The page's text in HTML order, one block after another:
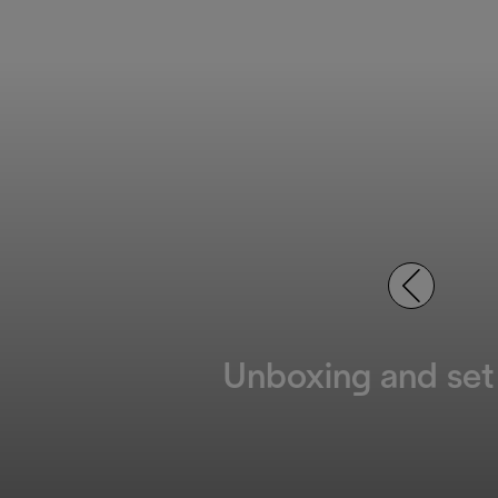
Unboxing and